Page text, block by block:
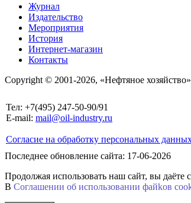
Журнал
Издательство
Мероприятия
История
Интернет-магазин
Контакты
Copyright © 2001-2026, «Нефтяное хозяйство»
Тел: +7(495) 247-50-90/91
E-mail: mail@oil-industry.ru
Согласие на обработку персональных
Последнее обновление сайта: 17-06-2026
Продолжая использовать наш сайт, вы
В Соглашении об использовании файkов